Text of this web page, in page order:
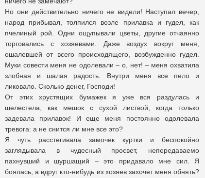
Но они действительно ничего не видели! Наступал вечер,
народ прибывал, толпился возле прилавка и гудел, как
пчелиный рой. Одни ощупывали цветы, другие отчаянно
торговались с хозяевами. Даже воздух вокруг меня,
ошалевшей от всего происходящего, возбужденно гудел.
Муки совести меня не одолевали – о, нет! – меня охватила
злобная и шалая радость. Внутри меня все пело и
ликовало. Сколько денег, Господи!
От этих хрустящих бумажек я уже вся раздулась и
шелестела, как мешок с сухой листвой, когда только
задевала прилавок! И еще меня постоянно одолевала
тревога: а не снится ли мне все это?
Я чуть расстегивала замочек куртки и беспокойно
заглядывала в чудесный просвет, непередаваемо
пахнувший и шуршащий – это придавало мне сил. Я
боялась, а вдруг кто-нибудь из хозяев захочет меня обнять?